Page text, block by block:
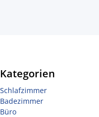
Kategorien
Schlafzimmer
Badezimmer
Büro